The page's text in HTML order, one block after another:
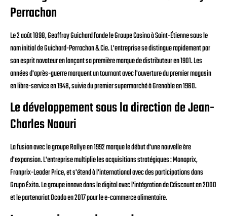
Perrachon
Le 2 août 1898, Geoffroy Guichard fonde le Groupe Casino à Saint-Étienne sous le
nom initial de Guichard-Perrachon & Cie. L'entreprise se distingue rapidement par
son esprit novateur en lançant sa première marque de distributeur en 1901. Les
années d'après-guerre marquent un tournant avec l'ouverture du premier magasin
en libre-service en 1948, suivie du premier supermarché à Grenoble en 1960.
Le développement sous la direction de Jean-
Charles Naouri
La fusion avec le groupe Rallye en 1992 marque le début d'une nouvelle ère
d'expansion. L'entreprise multiplie les acquisitions stratégiques : Monoprix,
Franprix-Leader Price, et s'étend à l'international avec des participations dans
Grupo Éxito. Le groupe innove dans le digital avec l'intégration de Cdiscount en 2000
et le partenariat Ocado en 2017 pour le e-commerce alimentaire.